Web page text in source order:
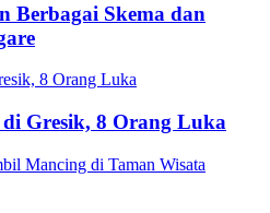
Berbagai Skema dan
Gresik, 8 Orang Luka